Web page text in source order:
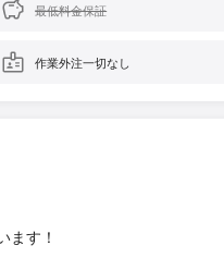
最低料金保証
作業外注一切なし
ます！